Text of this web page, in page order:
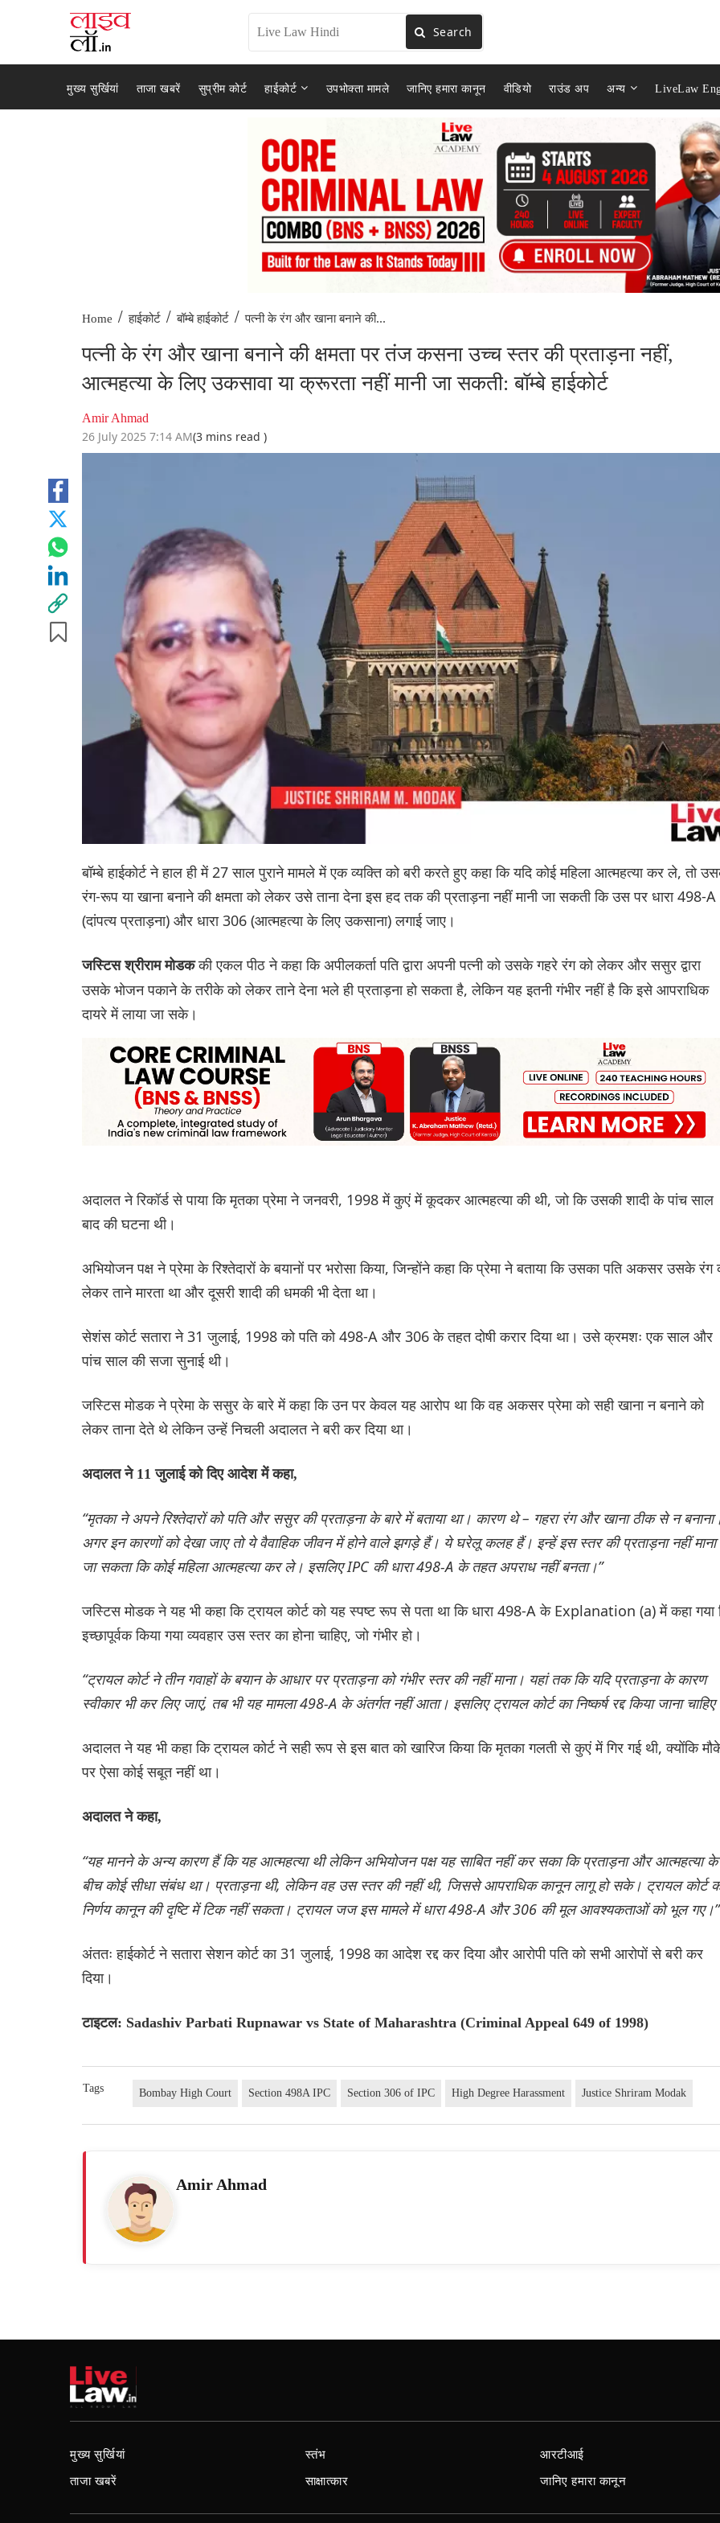
Search
मुख्य सुर्खियां ताजा खबरें सुप्रीम कोर्ट हाईकोर्ट उपभोक्ता मामले जानिए हमारा कानून वीडियो राउंड अप अन्य LiveLaw
Home / हाईकोर्ट / बॉम्बे हाईकोर्ट / पत्नी के रंग और खाना बनाने की...
पत्नी के रंग और खाना बनाने की क्षमता पर तंज कसना उच्च स्तर की प्रताड़ना नहीं,
आत्महत्या के लिए उकसावा या क्रूरता नहीं मानी जा सकती: बॉम्बे हाईकोर्ट
Amir Ahmad
26 July 2025 7:14 AM(3 mins read )
बॉम्बे हाईकोर्ट ने हाल ही में 27 साल पुराने मामले में एक व्यक्ति को बरी करते हुए कहा कि यदि कोई महिला आत्महत्या कर ले, तो
रंग-रूप या खाना बनाने की क्षमता को लेकर उसे ताना देना इस हद तक की प्रताड़ना नहीं मानी जा सकती कि उस पर धारा 498-A
(दांपत्य प्रताड़ना) और धारा 306 (आत्महत्या के लिए उकसाना) लगाई जाए।
जस्टिस श्रीराम मोडककी एकल पीठ ने कहा कि अपीलकर्ता पति द्वारा अपनी पत्नी को उसके गहरे रंग को लेकर और ससुर द्वारा
उसके भोजन पकाने के तरीके को लेकर ताने देना भले ही प्रताड़ना हो सकता है, लेकिन यह इतनी गंभीर नहीं है कि इसे आपराधिक
दायरे में लाया जा सके।
अदालत ने रिकॉर्ड से पाया कि मृतका प्रेमा ने जनवरी, 1998 में कुएं में कूदकर आत्महत्या की थी, जो कि उसकी शादी के पांच साल
बाद की घटना थी।
अभियोजन पक्ष ने प्रेमा के रिश्तेदारों के बयानों पर भरोसा किया, जिन्होंने कहा कि प्रेमा ने बताया कि उसका पति अकसर उसके रंग
लेकर ताने मारता था और दूसरी शादी की धमकी भी देता था।
सेशंस कोर्ट सतारा ने 31 जुलाई, 1998 को पति को 498-A और 306 के तहत दोषी करार दिया था। उसे क्रमशः एक साल और
पांच साल की सजा सुनाई थी।
जस्टिस मोडक ने प्रेमा के ससुर के बारे में कहा कि उन पर केवल यह आरोप था कि वह अकसर प्रेमा को सही खाना न बनाने को
लेकर ताना देते थे लेकिन उन्हें निचली अदालत ने बरी कर दिया था।
अदालत ने 11 जुलाई को दिए आदेश में कहा,
“मृतका ने अपने रिश्तेदारों को पति और ससुर की प्रताड़ना के बारे में बताया था। कारण थे – गहरा रंग और खाना ठीक से न
अगर इन कारणों को देखा जाए तो ये वैवाहिक जीवन में होने वाले झगड़े हैं। ये घरेलू कलह हैं। इन्हें इस स्तर की प्रताड़ना नहीं माना
जा सकता कि कोई महिला आत्महत्या कर ले। इसलिए IPC की धारा 498-A के तहत अपराध नहीं बनता।”
जस्टिस मोडक ने यह भी कहा कि ट्रायल कोर्ट को यह स्पष्ट रूप से पता था कि धारा 498-A के Explanation (a) में कहा गया
इच्छापूर्वक किया गया व्यवहार उस स्तर का होना चाहिए, जो गंभीर हो।
“ट्रायल कोर्ट ने तीन गवाहों के बयान के आधार पर प्रताड़ना को गंभीर स्तर की नहीं माना। यहां तक कि यदि प्रताड़ना के कारण
स्वीकार भी कर लिए जाएं, तब भी यह मामला 498-A के अंतर्गत नहीं आता। इसलिए ट्रायल कोर्ट का निष्कर्ष रद्द किया जाना
अदालत ने यह भी कहा कि ट्रायल कोर्ट ने सही रूप से इस बात को खारिज किया कि मृतका गलती से कुएं में गिर गई थी, क्योंकि
पर ऐसा कोई सबूत नहीं था।
अदालत ने कहा,
“यह मानने के अन्य कारण हैं कि यह आत्महत्या थी लेकिन अभियोजन पक्ष यह साबित नहीं कर सका कि प्रताड़ना और आत्महत्या के
बीच कोई सीधा संबंध था। प्रताड़ना थी, लेकिन वह उस स्तर की नहीं थी, जिससे आपराधिक कानून लागू हो सके। ट्रायल कोर्ट
निर्णय कानून की दृष्टि में टिक नहीं सकता। ट्रायल जज इस मामले में धारा 498-A और 306 की मूल आवश्यकताओं को भूल गए।”
अंततः हाईकोर्ट ने सतारा सेशन कोर्ट का 31 जुलाई, 1998 का आदेश रद्द कर दिया और आरोपी पति को सभी आरोपों से बरी कर
दिया।
टाइटल: Sadashiv Parbati Rupnawar vs State of Maharashtra (Criminal Appeal 649 of 1998)
Tags Bombay High Court Section 498A IPC Section 306 of IPC High Degree Harassment Justice Shriram Modak
Amir Ahmad
मुख्य सुर्खियां
ताजा खबरें
स्तंभ
साक्षात्कार
आरटीआई
जानिए हमारा कानून